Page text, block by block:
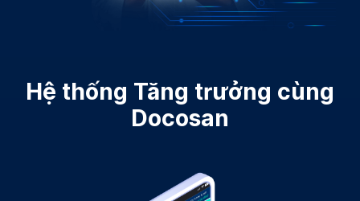
Hệ thống Tăng trưởng cùng
Docosan